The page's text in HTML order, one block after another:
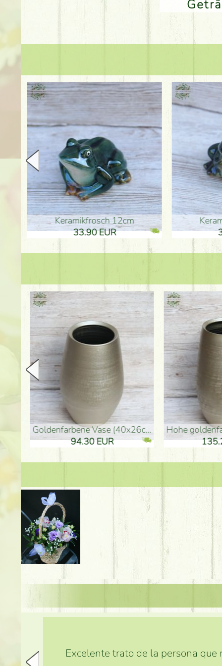
Keramikfrosch 12cm
33.90 EUR
goldenfarbene Vase (40x26cm)
94.30 EUR
hohe goldenfarbene
135.20
Excelente trato de la persona que